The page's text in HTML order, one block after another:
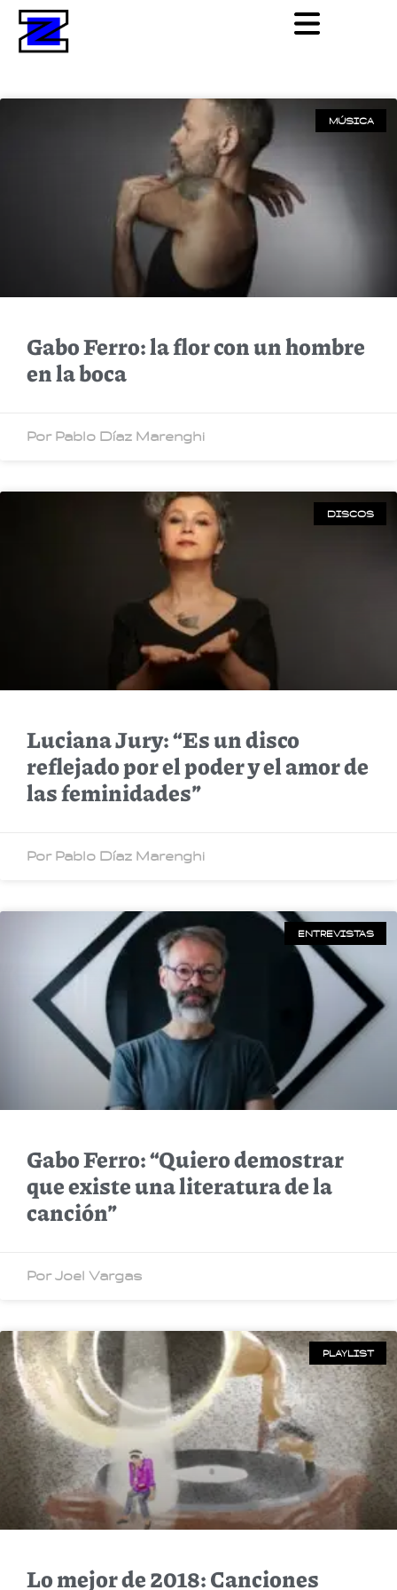
MÚSICA
Gabo Ferro: la flor con un hombre
en la boca
Por Pablo Díaz Marenghi
DISCOS
Luciana Jury: “Es un disco
reflejado por el poder y el amor de
las feminidades”
Por Pablo Díaz Marenghi
ENTREVISTAS
Gabo Ferro: “Quiero demostrar
que existe una literatura de la
canción”
Por Joel Vargas
PLAYLIST
Lo mejor de 2018: Canciones